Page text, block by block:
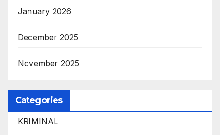
January 2026
December 2025
November 2025
Categories
KRIMINAL